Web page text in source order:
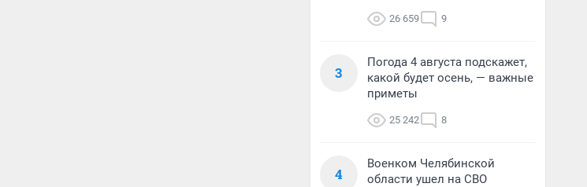
26 659 9
3
Погода 4 августа подскажет,
какой будет осень, — важные
приметы
25 242 8
4
Военком Челябинской
области ушел на СВО